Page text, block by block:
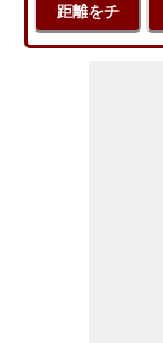
距離をチ